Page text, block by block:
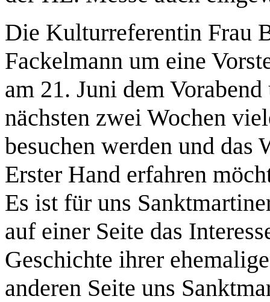
Die Kulturreferentin Frau
Fackelmann um eine
am 21. Juni dem
nächsten zwei Wochen
besuchen werden und das
Erster Hand erfahren
Es ist für uns
auf einer Seite das
Geschichte ihrer
anderen Seite uns